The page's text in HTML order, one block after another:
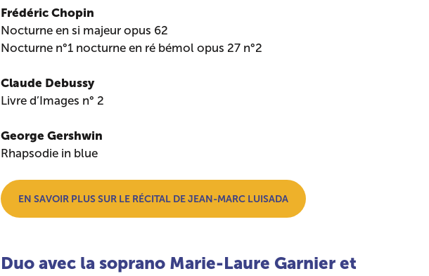
Frédéric Chopin
Nocturne en si majeur opus 62
Nocturne n°1 nocturne en ré bémol opus 27 n°2
Claude Debussy
Livre d’Images n° 2
George Gershwin
Rhapsodie in blue
EN SAVOIR PLUS SUR LE RÉCITAL DE JEAN-MARC LUISADA
Duo avec la soprano Marie-Laure Garnier et